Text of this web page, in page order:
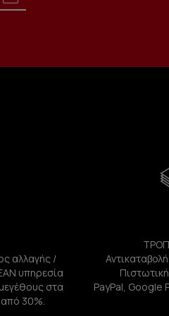
αλλαγής /
υπηρεσία
στα
30%.
PayPal, Google